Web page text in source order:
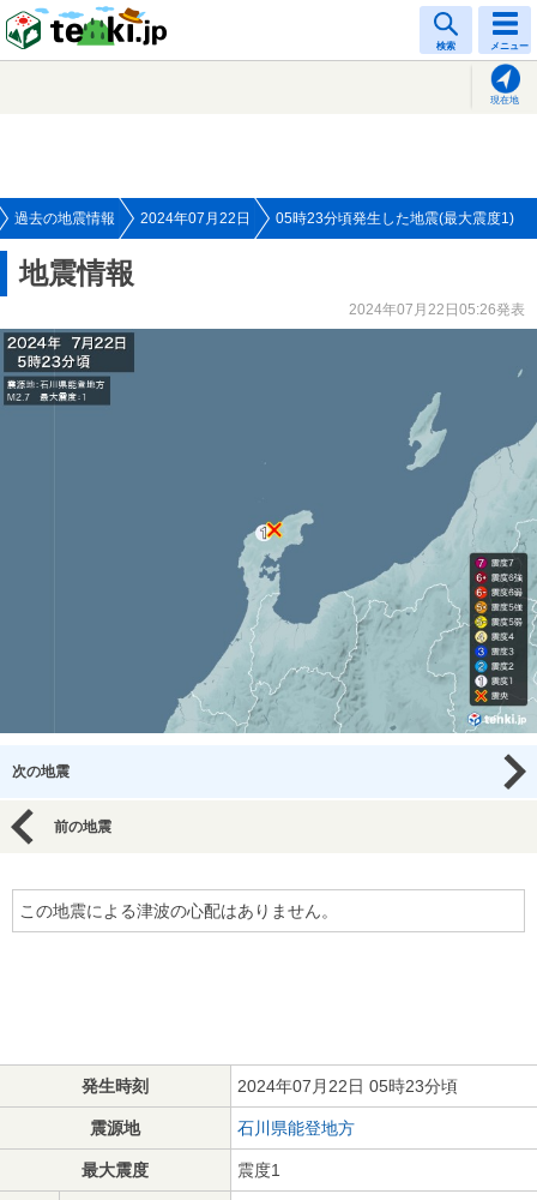
検索 メニュー
現在地
過去の地震情報 2024年07月22日 05時23分頃発生した地震(最大震度1)
地震情報
2024年07月22日05:26発表
次の地震
前の地震
この地震による津波の心配はありません。
発生時刻 2024年07月22日 05時23分頃
震源地 石川県能登地方
最大震度 震度1